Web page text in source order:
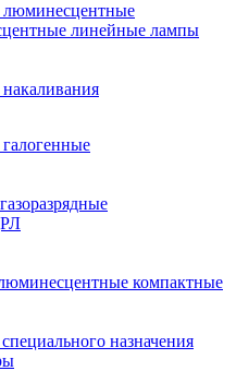
линейные лампы
компактные
назначения